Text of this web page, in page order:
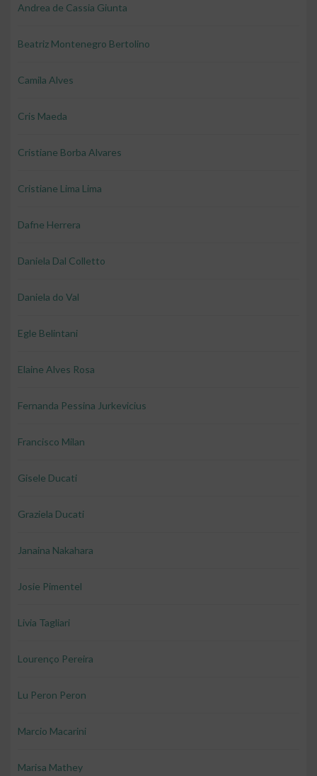
Andrea de Cassia Giunta
Beatriz Montenegro Bertolino
Camila Alves
Cris Maeda
Cristiane Borba Alvares
Cristiane Lima Lima
Dafne Herrera
Daniela Dal Colletto
Daniela do Val
Egle Belintani
Elaine Alves Rosa
Fernanda Pessina Jurkevicius
Francisco Milan
Gisele Ducati
Graziela Ducati
Janaina Nakahara
Josie Pimentel
Livia Tagliari
Lourenço Pereira
Lu Peron Peron
Marcio Macarini
Marisa Mathey